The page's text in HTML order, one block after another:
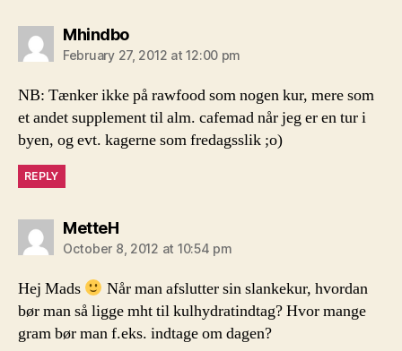
Mhindbosays:
February 27, 2012 at 12:00 pm
NB: Tænker ikke på rawfood som nogen kur, mere som
et andet supplement til alm. cafemad når jeg er en tur i
byen, og evt. kagerne som fredagsslik ;o)
REPLY
MetteHsays:
October 8, 2012 at 10:54 pm
Hej Mads
Når man afslutter sin slankekur, hvordan
bør man så ligge mht til kulhydratindtag? Hvor mange
gram bør man f.eks. indtage om dagen?